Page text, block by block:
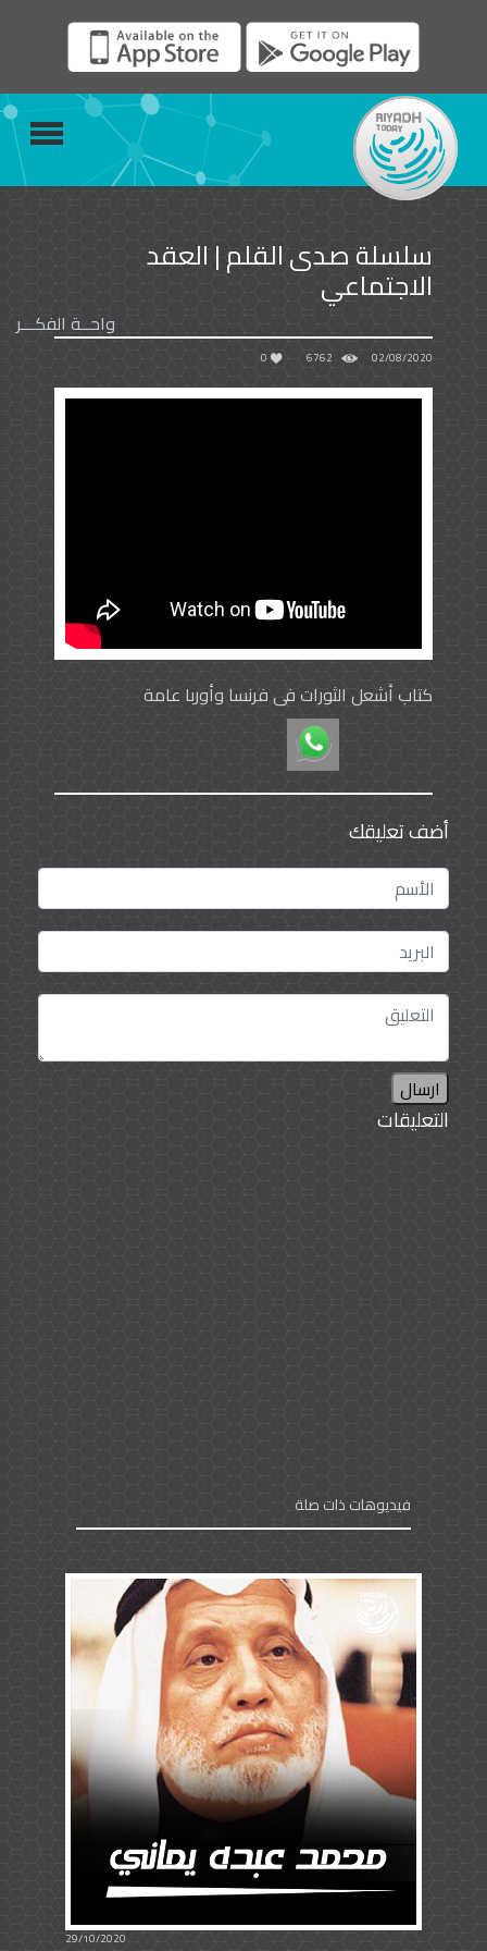
سلسلة صدى القلم | العقد
الاجتماعي
واحــة الفكـــر
02/08/2020
6762
0
كتاب أشعل الثورات في فرنسا وأوربا عامة
أضف تعليقك
ارسال
التعليقات
فيديوهات ذات صلة
29/10/2020